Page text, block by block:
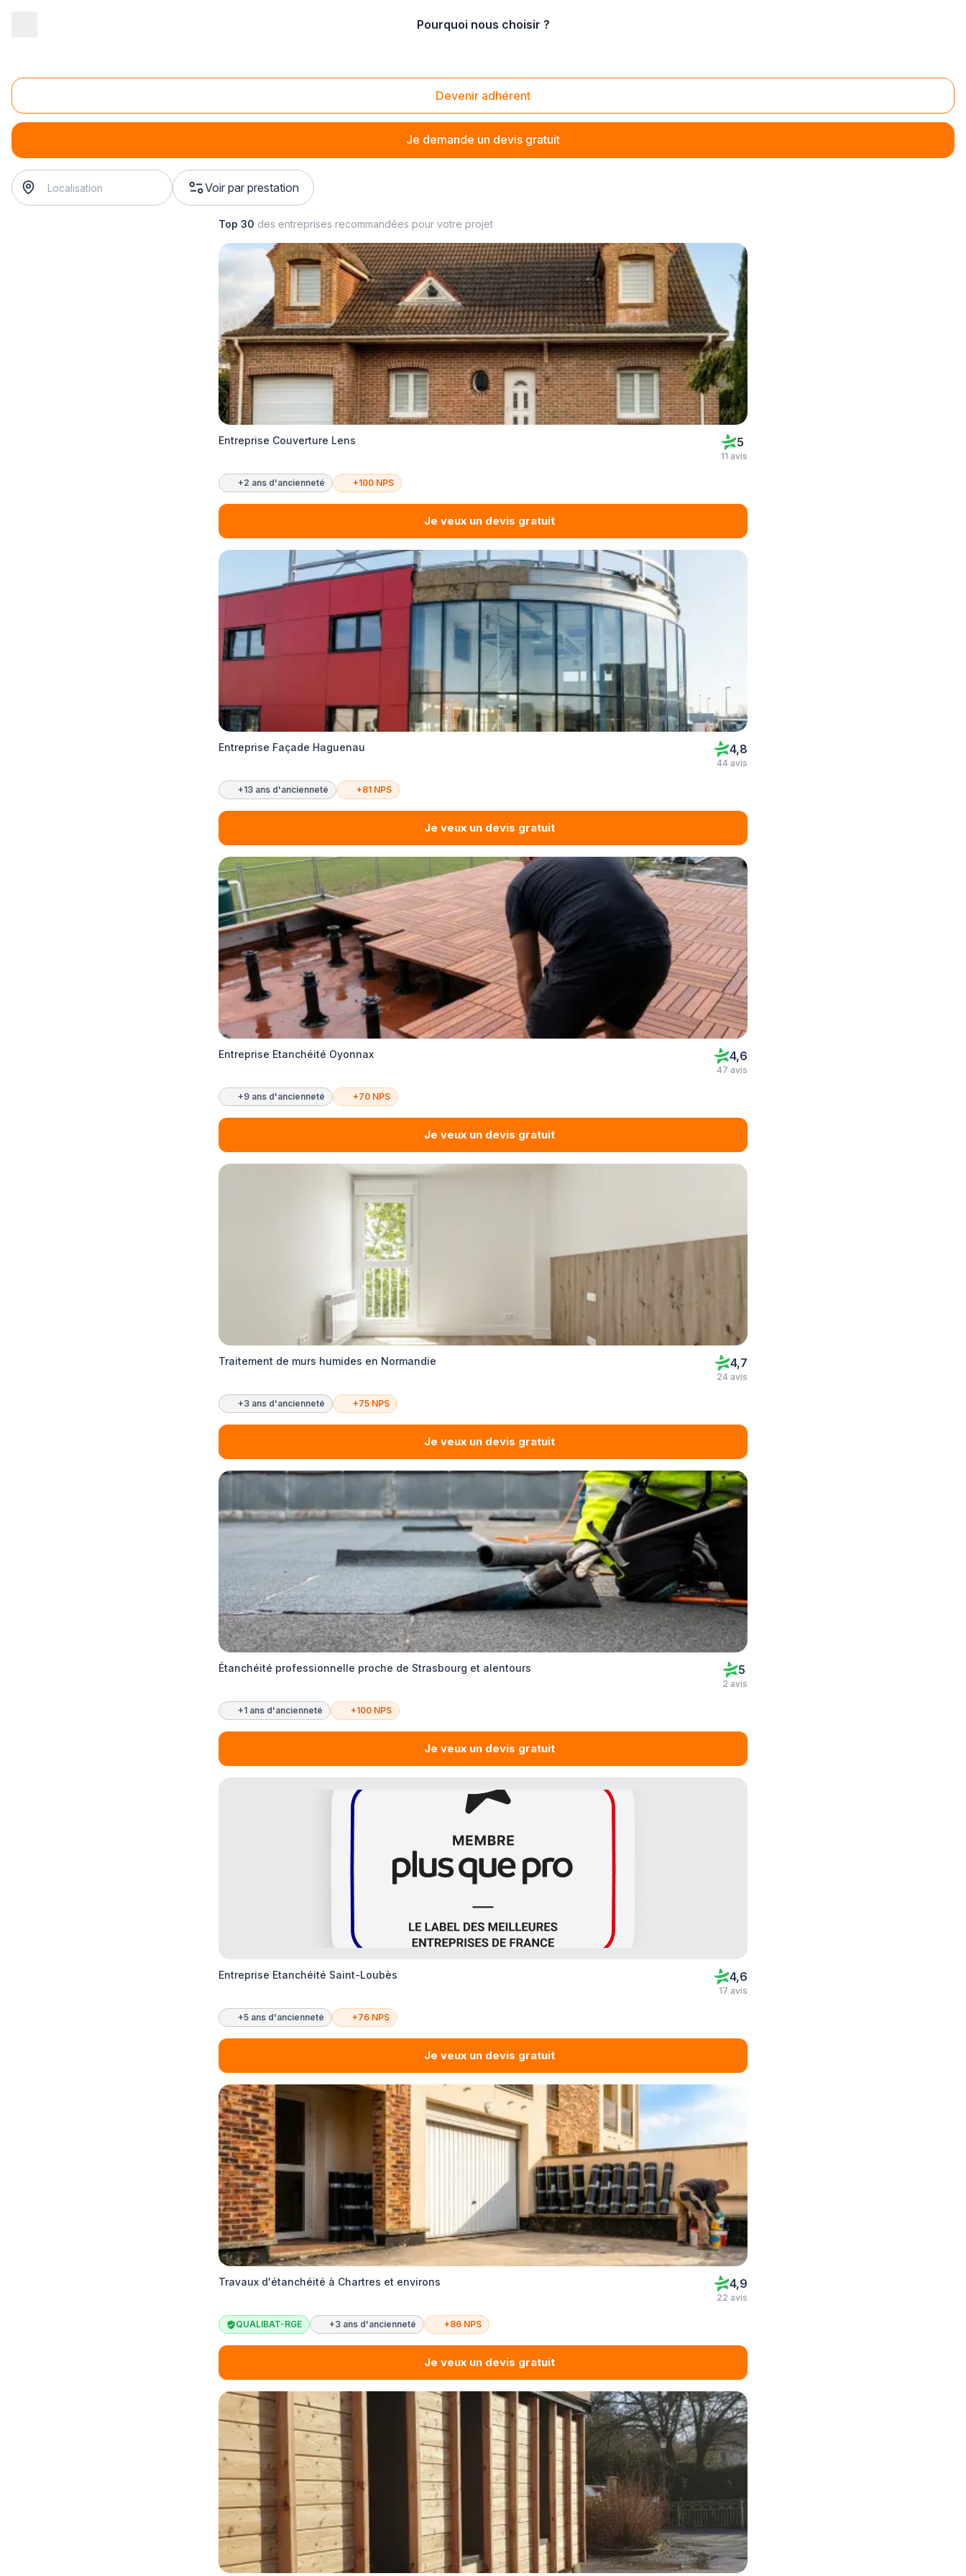
Pourquoi nous choisir ?
Devenir adhérent
Je demande un devis gratuit
Installation de l'étanchéité de tunnel
installation de l'étanchéité de tunnel
Voir par prestation
Top 30 des entreprises recommandées pour votre projet
Entreprise Couverture Lens 5
11 avis
+2 ans d'ancienneté +100 NPS
Je veux un devis gratuit
Entreprise Façade Haguenau 4,8
44 avis
+13 ans d'ancienneté +81 NPS
Je veux un devis gratuit
Entreprise Etanchéité Oyonnax 4,6
47 avis
+9 ans d'ancienneté +70 NPS
Je veux un devis gratuit
Traitement de murs humides en Normandie 4,7
24 avis
+3 ans d'ancienneté +75 NPS
Je veux un devis gratuit
Étanchéité professionnelle proche de Strasbourg et alentours 5
2 avis
+1 ans d'ancienneté +100 NPS
Je veux un devis gratuit
Entreprise Etanchéité Saint-Loubès 4,6
17 avis
+5 ans d'ancienneté +76 NPS
Je veux un devis gratuit
Travaux d'étanchéité à Chartres et environs 4,9
22 avis
QUALIBAT-RGE +3 ans d'ancienneté +86 NPS
Je veux un devis gratuit